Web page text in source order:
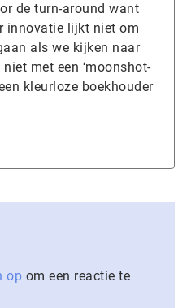
de turn-around want
innovatie lijkt niet om
als we kijken naar
met een ‘moonshot-
kleurloze boekhouder
op om een reactie te